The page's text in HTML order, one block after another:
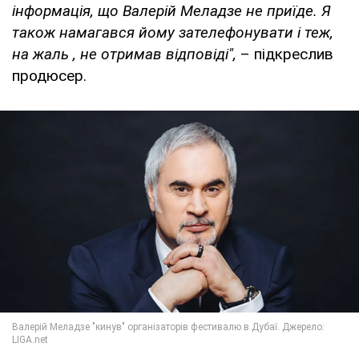
інформація, що Валерій Меладзе не приїде. Я
також намагався йому зателефонувати і теж,
на жаль , не отримав відповіді", – підкреслив
продюсер.